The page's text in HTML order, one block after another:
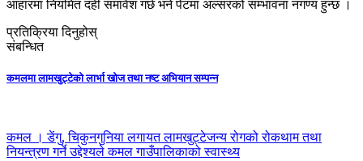
आहारमा नियमित दही समावेश गर्छ भने पेटमा अल्सरको सम्भावना नगण्य हुन्छ ।
प्रतिक्रिया दिनुहोस्
संबन्धित
कमलमा लामखुट्टेको लार्भा खोज तथा नष्ट अभियान सम्पन्न
कमल । डेंगु, चिकुनगुनिया लगायत लामखुट्टेजन्य रोगको रोकथाम तथा
नियन्त्रण गर्ने उद्देश्यले कमल गाउँपालिकाको स्वास्थ्य